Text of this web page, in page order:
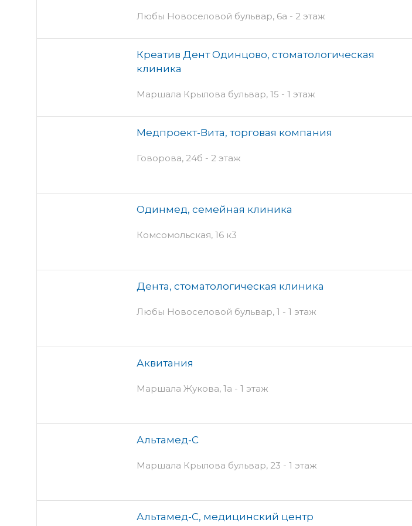
Любы Новоселовой бульвар, 6а - 2 этаж
Креатив Дент Одинцово, стоматологическая
клиника
Маршала Крылова бульвар, 15 - 1 этаж
Медпроект-Вита, торговая компания
Говорова, 24б - 2 этаж
Одинмед, семейная клиника
Комсомольская, 16 к3
Дента, стоматологическая клиника
Любы Новоселовой бульвар, 1 - 1 этаж
Аквитания
Маршала Жукова, 1а - 1 этаж
Альтамед-С
Маршала Крылова бульвар, 23 - 1 этаж
Альтамед-С, медицинский центр